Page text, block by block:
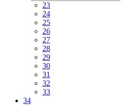
23
24
25
26
27
28
29
30
31
32
33
34